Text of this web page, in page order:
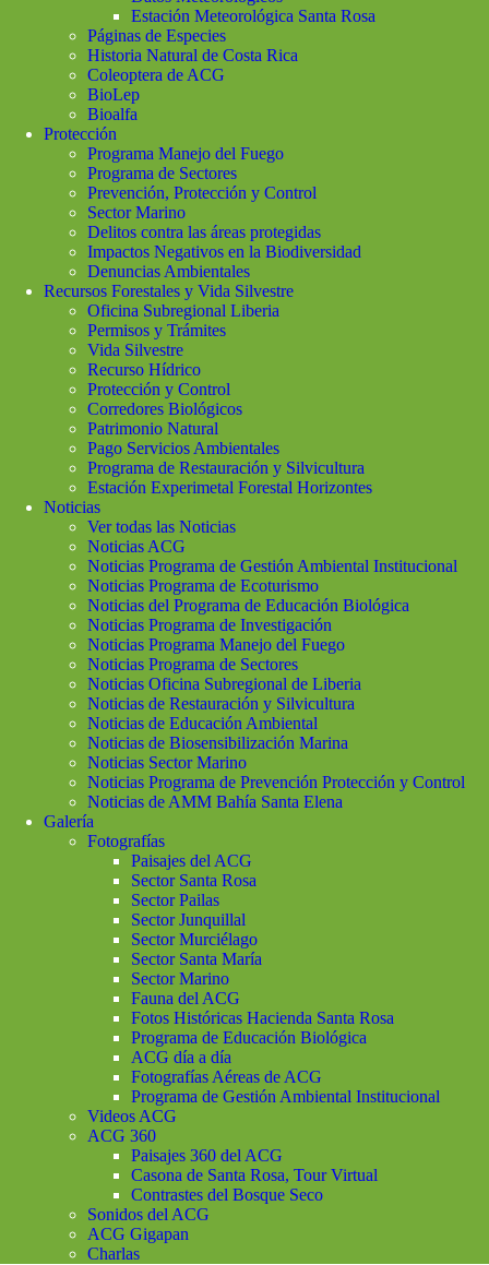
Estación Meteorológica Santa Rosa
Páginas de Especies
Historia Natural de Costa Rica
Coleoptera de ACG
BioLep
Bioalfa
Protección
Programa Manejo del Fuego
Programa de Sectores
Prevención, Protección y Control
Sector Marino
Delitos contra las áreas protegidas
Impactos Negativos en la Biodiversidad
Denuncias Ambientales
Recursos Forestales y Vida Silvestre
Oficina Subregional Liberia
Permisos y Trámites
Vida Silvestre
Recurso Hídrico
Protección y Control
Corredores Biológicos
Patrimonio Natural
Pago Servicios Ambientales
Programa de Restauración y Silvicultura
Estación Experimetal Forestal Horizontes
Noticias
Ver todas las Noticias
Noticias ACG
Noticias Programa de Gestión Ambiental Institucional
Noticias Programa de Ecoturismo
Noticias del Programa de Educación Biológica
Noticias Programa de Investigación
Noticias Programa Manejo del Fuego
Noticias Programa de Sectores
Noticias Oficina Subregional de Liberia
Noticias de Restauración y Silvicultura
Noticias de Educación Ambiental
Noticias de Biosensibilización Marina
Noticias Sector Marino
Noticias Programa de Prevención Protección y Control
Noticias de AMM Bahía Santa Elena
Galería
Fotografías
Paisajes del ACG
Sector Santa Rosa
Sector Pailas
Sector Junquillal
Sector Murciélago
Sector Santa María
Sector Marino
Fauna del ACG
Fotos Históricas Hacienda Santa Rosa
Programa de Educación Biológica
ACG día a día
Fotografías Aéreas de ACG
Programa de Gestión Ambiental Institucional
Videos ACG
ACG 360
Paisajes 360 del ACG
Casona de Santa Rosa, Tour Virtual
Contrastes del Bosque Seco
Sonidos del ACG
ACG Gigapan
Charlas